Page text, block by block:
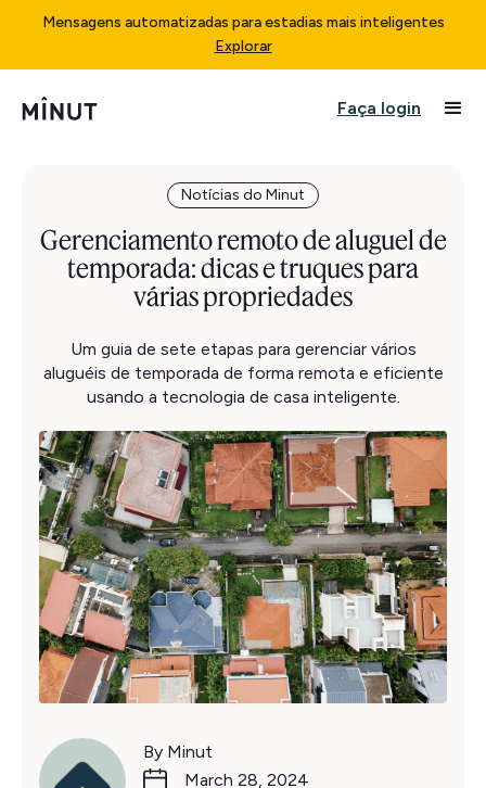
Mensagens automatizadas para estadias mais inteligentes
Explorar
Faça login
Notícias do Minut
Gerenciamento remoto de aluguel de
temporada: dicas e truques para
várias propriedades
Um guia de sete etapas para gerenciar vários
aluguéis de temporada de forma remota e eficiente
usando a tecnologia de casa inteligente.
By Minut
March 28, 2024